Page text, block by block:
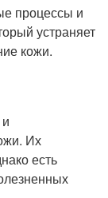
процессы и
устраняет
кожи.
Их
есть